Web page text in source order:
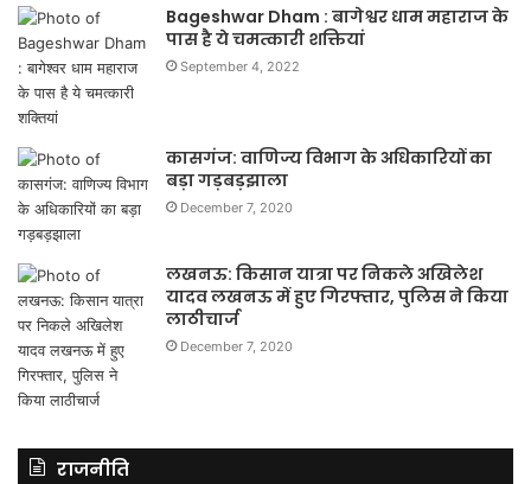
Bageshwar Dham : बागेश्वर धाम महाराज के
पास है ये चमत्कारी शक्तियां
September 4, 2022
कासगंज: वाणिज्य विभाग के अधिकारियों का
बड़ा गड़बड़झाला
December 7, 2020
लखनऊ: किसान यात्रा पर निकले अखिलेश
यादव लखनऊ में हुए गिरफ्तार, पुलिस ने किया
लाठीचार्ज
December 7, 2020
राजनीति